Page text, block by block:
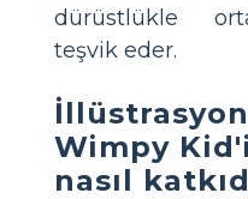
dürüstlükle
teşvik eder.
Wimpy
nasıl